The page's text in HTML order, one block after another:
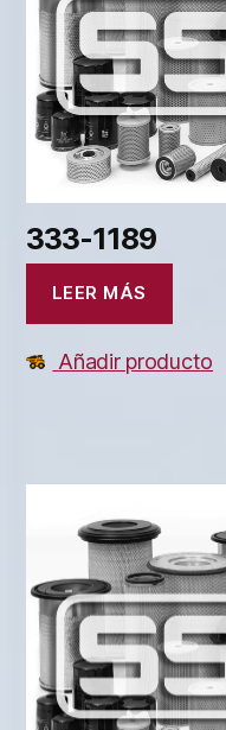
333-1189
LEER MÁS
Añadir producto